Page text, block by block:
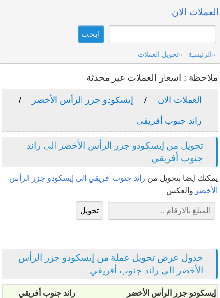
العملات الان
الرئيسية تحويل العملات
ملاحظة : اسعار العملات غير محدثة
العملات الان إيسكودو جزر الرأس الأخضر
راند جنوب أفريقي
تحويل من إيسكودو جزر الرأس الأخضر الى راند
جنوب أفريقي
يمكنك ايضا بتحويل من راند جنوب أفريقي الى إيسكودو جزر الرأس
الأخضر والعكس
جدول عرض تحويل عملة من إيسكودو جزر الرأس
الأخضر الى راند جنوب أفريقي
إيسكودو جزر الرأس الأخضر
راند جنوب أفريقي